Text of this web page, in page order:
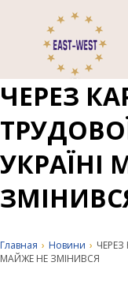
ЧЕРЕЗ
УКРАЇНІ
Главная › Новини › ЧЕРЕЗ
МАЙЖЕ НЕ ЗМІНИВСЯ